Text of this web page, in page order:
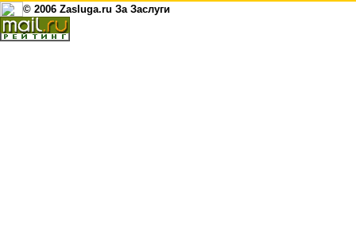
© 2006 Zasluga.ru За Заслуги